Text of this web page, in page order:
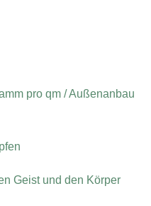
pro qm / Außenanbau
Geist und den Körper